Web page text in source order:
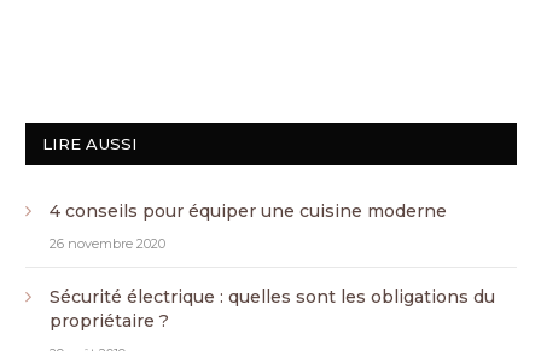
LIRE AUSSI
4 conseils pour équiper une cuisine moderne
26 novembre 2020
Sécurité électrique : quelles sont les obligations du
propriétaire ?